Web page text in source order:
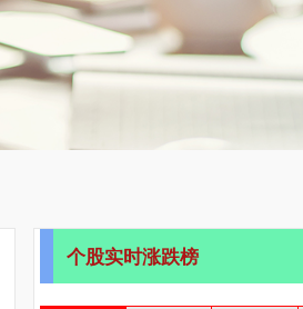
个股实时涨跌榜